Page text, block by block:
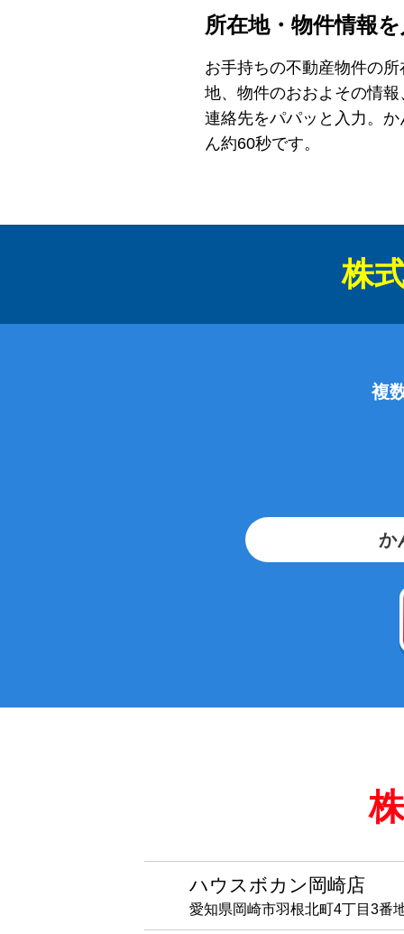
所在地・物件情報
お手持ちの不動産物件の所
地、物件のおおよその情報
連絡先をパパッと入力。か
ん約60秒です。
株
複
か
ハウスボカン岡崎店
愛知県岡崎市羽根北町4丁目3番